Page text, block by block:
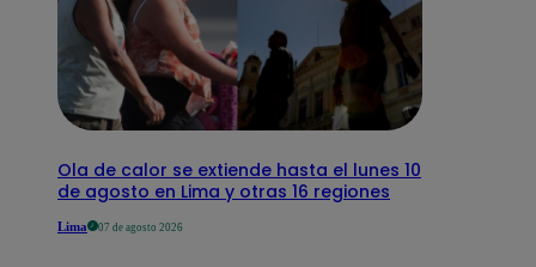
Ola de calor se extiende hasta el lunes 10
de agosto en Lima y otras 16 regiones
Lima 07 de agosto 2026